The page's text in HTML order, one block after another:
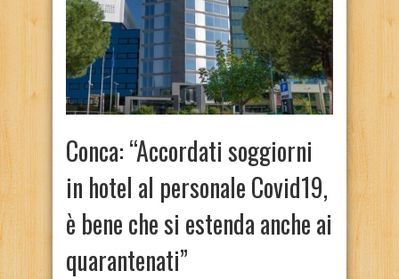
Conca: “Accordati soggiorni
in hotel al personale Covid19,
è bene che si estenda anche ai
quarantenati”